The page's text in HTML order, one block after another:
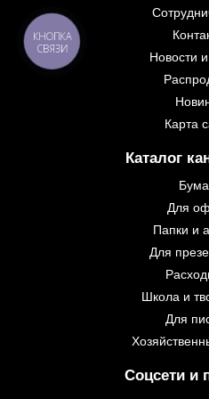
Новости
Карта
Каталог
Для
Папки и
Для
Школа и
Для
Соцсети и
КНОПКА
СВЯЗИ